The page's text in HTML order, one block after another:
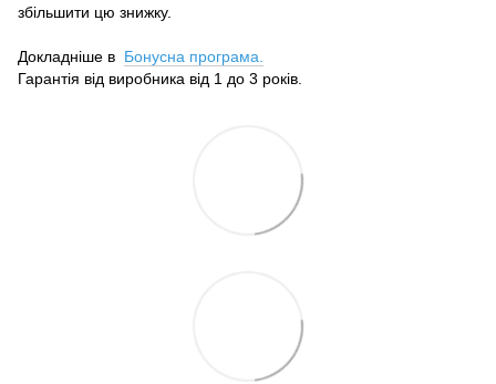
збільшити цю знижку.
Докладніше в Бонусна програма.
Гарантія від виробника від 1 до 3 років.